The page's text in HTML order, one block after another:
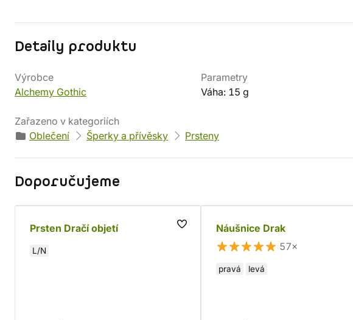
Detaily produktu
Výrobce
Alchemy Gothic
Parametry
Váha: 15 g
Zařazeno v kategoriích
Oblečení
Šperky a přívěsky Prsteny
Doporučujeme
Prsten Dračí objetí
L/N
Náušnice Drak
57×
pravá levá